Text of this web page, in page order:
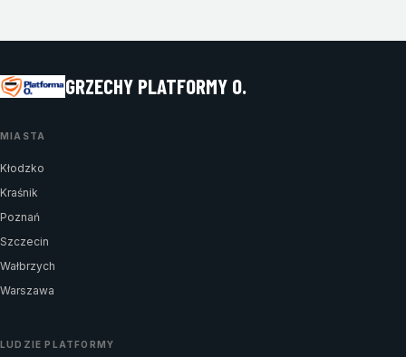
GRZECHY PLATFORMY O.
MIASTA
Kłodzko
Kraśnik
Poznań
Szczecin
Wałbrzych
Warszawa
LUDZIE PLATFORMY